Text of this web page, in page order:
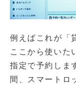
例えばこれが「
ここから使いた
指定で予約しま
間、スマートロ